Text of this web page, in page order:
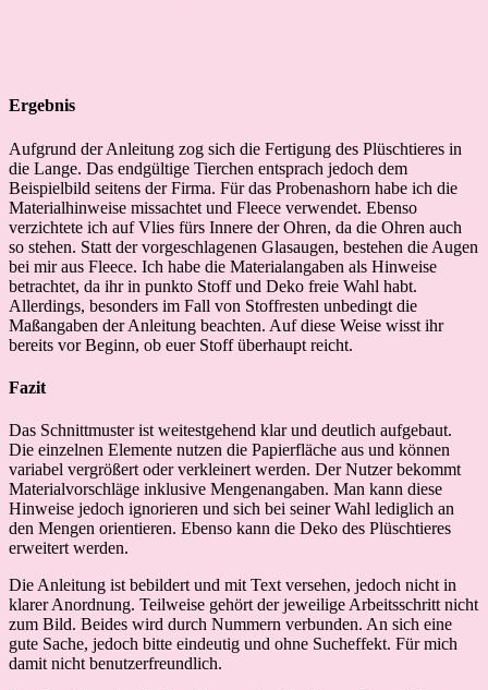
Ergebnis
Aufgrund der Anleitung zog sich die Fertigung des Plüschtieres in
die Lange. Das endgültige Tierchen entsprach jedoch dem
Beispielbild seitens der Firma. Für das Probenashorn habe ich die
Materialhinweise missachtet und Fleece verwendet. Ebenso
verzichtete ich auf Vlies fürs Innere der Ohren, da die Ohren auch
so stehen. Statt der vorgeschlagenen Glasaugen, bestehen die Augen
bei mir aus Fleece. Ich habe die Materialangaben als Hinweise
betrachtet, da ihr in punkto Stoff und Deko freie Wahl habt.
Allerdings, besonders im Fall von Stoffresten unbedingt die
Maßangaben der Anleitung beachten. Auf diese Weise wisst ihr
bereits vor Beginn, ob euer Stoff überhaupt reicht.
Fazit
Das Schnittmuster ist weitestgehend klar und deutlich aufgebaut.
Die einzelnen Elemente nutzen die Papierfläche aus und können
variabel vergrößert oder verkleinert werden. Der Nutzer bekommt
Materialvorschläge inklusive Mengenangaben. Man kann diese
Hinweise jedoch ignorieren und sich bei seiner Wahl lediglich an
den Mengen orientieren. Ebenso kann die Deko des Plüschtieres
erweitert werden.
Die Anleitung ist bebildert und mit Text versehen, jedoch nicht in
klarer Anordnung. Teilweise gehört der jeweilige Arbeitsschritt nicht
zum Bild. Beides wird durch Nummern verbunden. An sich eine
gute Sache, jedoch bitte eindeutig und ohne Sucheffekt. Für mich
damit nicht benutzerfreundlich.